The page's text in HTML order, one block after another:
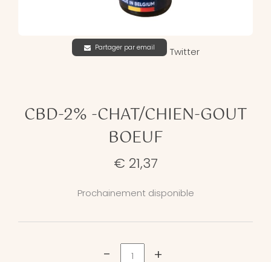
Partager par email Twitter
CBD-2% -CHAT/CHIEN-GOUT
BOEUF
€ 21,37
Prochainement disponible
- +